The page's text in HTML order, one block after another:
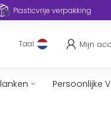
Plasticvrije verpakking
Taal Mijn
Persoonlijke